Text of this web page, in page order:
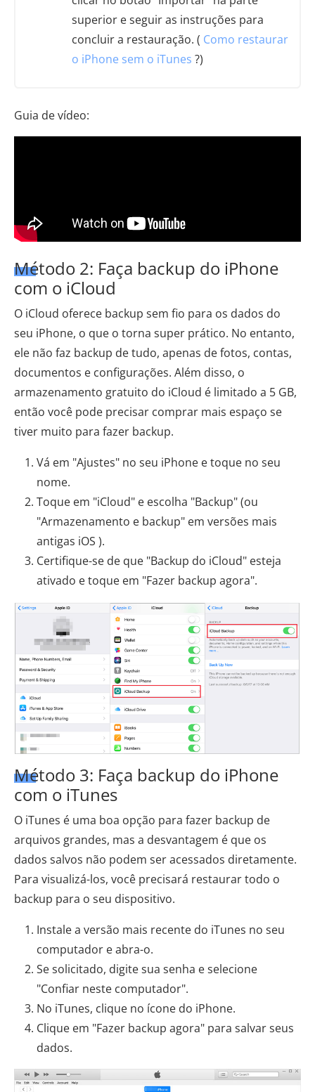
superior e seguir as instruções para
concluir a restauração. ( Como restaurar
o iPhone sem o iTunes ?)
Guia de vídeo:
Método 2: Faça backup do iPhone
com o iCloud
O iCloud oferece backup sem fio para os dados do
seu iPhone, o que o torna super prático. No entanto,
ele não faz backup de tudo, apenas de fotos, contas,
documentos e configurações. Além disso, o
armazenamento gratuito do iCloud é limitado a 5 GB,
então você pode precisar comprar mais espaço se
tiver muito para fazer backup.
Vá em "Ajustes" no seu iPhone e toque no seu
nome.
Toque em "iCloud" e escolha "Backup" (ou
"Armazenamento e backup" em versões mais
antigas iOS ).
Certifique-se de que "Backup do iCloud" esteja
ativado e toque em "Fazer backup agora".
Método 3: Faça backup do iPhone
com o iTunes
O iTunes é uma boa opção para fazer backup de
arquivos grandes, mas a desvantagem é que os
dados salvos não podem ser acessados ​​diretamente.
Para visualizá-los, você precisará restaurar todo o
backup para o seu dispositivo.
Instale a versão mais recente do iTunes no seu
computador e abra-o.
Se solicitado, digite sua senha e selecione
"Confiar neste computador".
No iTunes, clique no ícone do iPhone.
Clique em "Fazer backup agora" para salvar seus
dados.